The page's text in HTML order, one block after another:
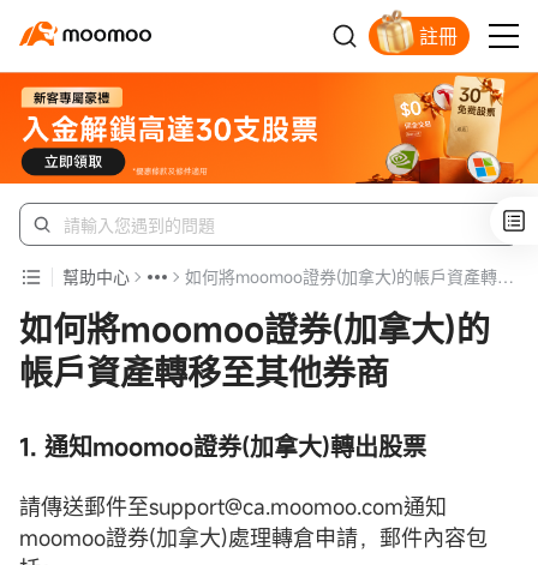
註冊
幫助中心 如何將moomoo證券(加拿大)的帳戶資產轉移至其他券商
如何將moomoo證券(加拿大)的
帳戶資產轉移至其他券商
1. 通知moomoo證券(加拿大)轉出股票
請傳送郵件至support@ca.moomoo.com通知
moomoo證券(加拿大)處理轉倉申請，郵件內容包